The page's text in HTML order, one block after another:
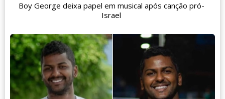
Boy George deixa papel em musical após canção pró-
Israel